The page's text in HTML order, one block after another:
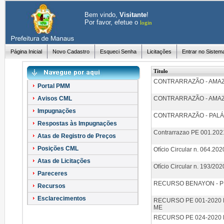
Bem vindo, Visitante!
Por favor, efetue o login
Página Inicial Novo Cadastro Esqueci Senha Licitações Entrar no
Portal PMM
Avisos CML
Impugnações
Respostas às Impugnações
Atas de Registro de Preços
Posições CML
Atas de Licitações
Pareceres
Recursos
Esclarecimentos
Título
CONTRARRAZÃO -
CONTRARRAZÃO -
CONTRARRAZÃO -
Contrarrazao PE
Ofício Circular n.
Ofício Circular n. 193/
RECURSO BENAYON -
RECURSO PE 001-2020
ME
RECURSO PE 024-2020